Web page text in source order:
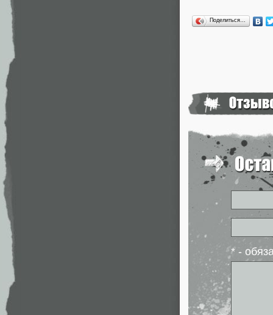
Поделиться…
* -